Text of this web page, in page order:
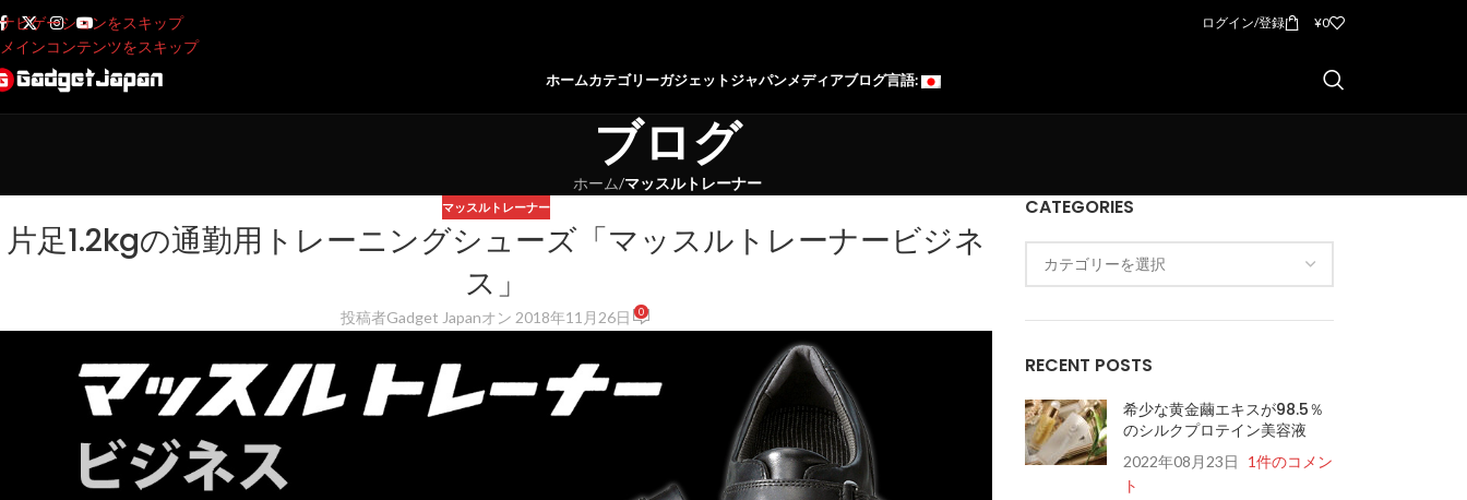
ナビゲーションをスキップ
メインコンテンツをスキップ
ログイン/登録 ¥0
ホームカテゴリーガジェットジャパンメディアブログ言語:
ブログ
ホーム/マッスルトレーナー
マッスルトレーナー
片足1.2kgの通勤用トレーニングシューズ「マッスルトレーナービジネ
ス」
投稿者Gadget Japanオン 2018年11月26日 0
CATEGORIES
RECENT POSTS
希少な黄金繭エキスが98.5％
のシルクプロテイン美容液
2022年08月23日
1件のコメン
ト